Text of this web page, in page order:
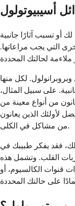
أسيبيوتولول
أو تسبب آثارًا جانبية
التي يجب مراعاتها.
لكل منها
على سبيل المثال،
من أنواع معينة من
لأولئك الذين يعانون
من مشاكل في الكلى.
فقد يفكر طبيبك في
القلب. وتشمل هذه
قنوات الكالسيوم، أو